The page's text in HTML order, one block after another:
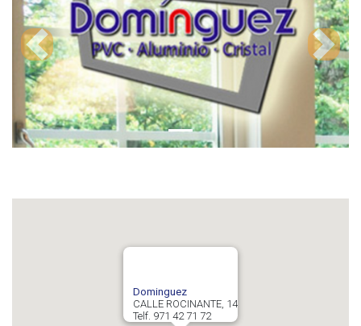
Previous Next
Dominguez
CALLE ROCINANTE, 14
Telf. 971 42 71 72